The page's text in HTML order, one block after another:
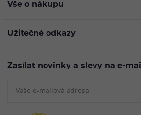
Vše o nákupu
Užitečné odkazy
Zasílat novinky a slevy na e-mail